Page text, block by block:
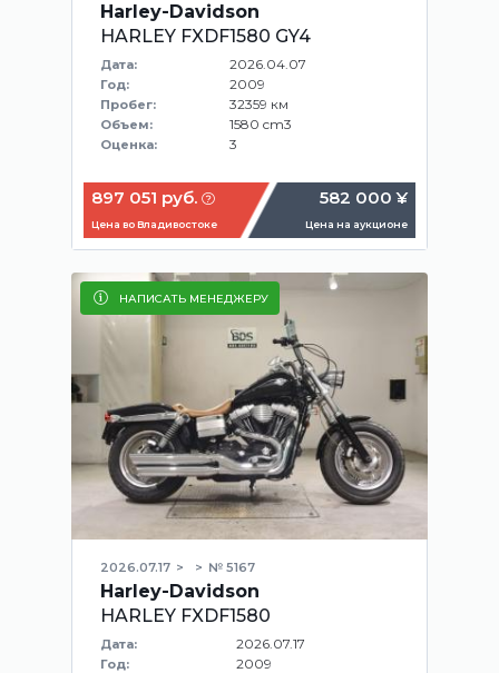
Harley-Davidson
HARLEY FXDF1580 GY4
Дата: 2026.04.07
Год: 2009
Пробег: 32359 км
Объем: 1580 cm3
Оценка: 3
897 051 руб.
Цена во Владивостоке
582 000 ¥
Цена на аукционе
НАПИСАТЬ МЕНЕДЖЕРУ
2026.07.17 № 5167
Harley-Davidson
HARLEY FXDF1580
Дата: 2026.07.17
Год: 2009